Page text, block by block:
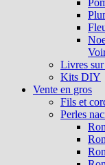
Livres sur
Kits DIY
Vente en gros
Fils et
Perles